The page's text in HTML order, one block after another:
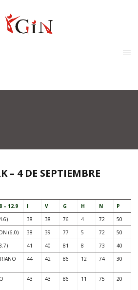
– 4 DE SEPTIEMBRE
– 12.9 I V G H N
P
38 38 76 4 72
50
(6.0) 38 39 77 5 72
50
41 40 81 8 73
40
44 42 86 12 74 30
43 43 86 11 75 20